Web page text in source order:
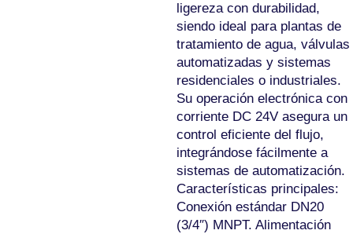
ligereza con durabilidad,
siendo ideal para plantas de
tratamiento de agua, válvulas
automatizadas y sistemas
residenciales o industriales.
Su operación electrónica con
corriente DC 24V asegura un
control eficiente del flujo,
integrándose fácilmente a
sistemas de automatización.
Características principales:
Conexión estándar DN20
(3/4″) MNPT. Alimentación